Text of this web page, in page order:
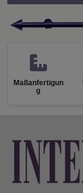
Maßanfertigun
g